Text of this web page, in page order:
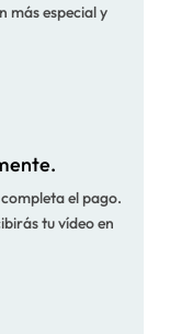
más especial y
el pago.
tu vídeo en